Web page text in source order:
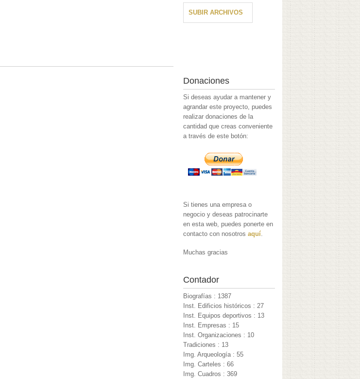
SUBIR ARCHIVOS
Donaciones
Si deseas ayudar a mantener y
agrandar este proyecto, puedes
realizar donaciones de la
cantidad que creas conveniente
a través de este botón:
Si tienes una empresa o
negocio y deseas patrocinarte
en esta web, puedes ponerte en
contacto con nosotrosaquí.
Muchas gracias
Contador
Biografías : 1387
Inst. Edificios históricos : 27
Inst. Equipos deportivos : 13
Inst. Empresas : 15
Inst. Organizaciones : 10
Tradiciones : 13
Img. Arqueología : 55
Img. Carteles : 66
Img. Cuadros : 369